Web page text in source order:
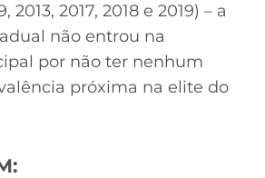
2013, 2017, 2018 e 2019) – a
não entrou na
por não ter nenhum
próxima na elite do